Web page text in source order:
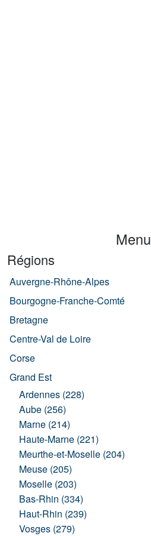
Menu
Régions
Auvergne-Rhône-Alpes
Bourgogne-Franche-Comté
Bretagne
Centre-Val de Loire
Corse
Grand Est
Ardennes (228)
Aube (256)
Marne (214)
Haute-Marne (221)
Meurthe-et-Moselle (204)
Meuse (205)
Moselle (203)
Bas-Rhin (334)
Haut-Rhin (239)
Vosges (279)